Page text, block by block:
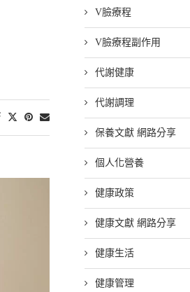
V臉療程
V臉療程副作用
代謝健康
代謝調理
保養文獻 網路分享
個人化營養
健康政策
健康文獻 網路分享
健康生活
健康管理